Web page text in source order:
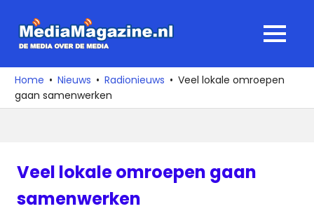
naar
media
over
de
MENU
Home Nieuws Radionieuws
Veel lokale omroepen
gaan samenwerken
Veel lokale omroepen gaan
samenwerken